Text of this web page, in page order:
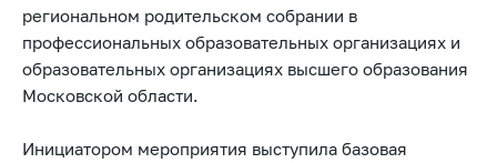
региональном родительском собрании в
профессиональных образовательных организациях и
образовательных организациях высшего образования
Московской области.
Инициатором мероприятия выступила базовая